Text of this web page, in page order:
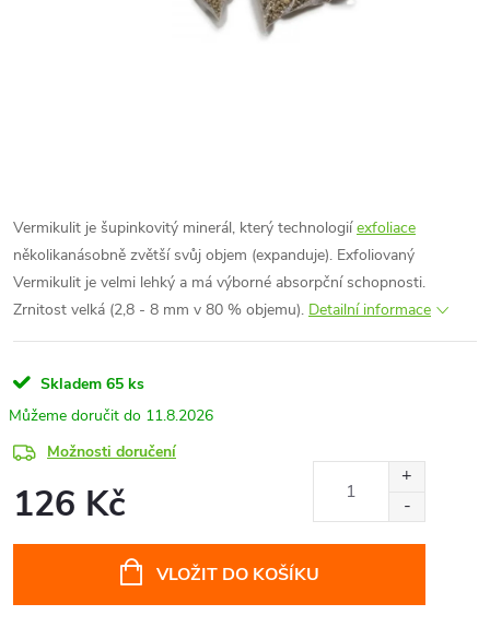
Vermikulit je šupinkovitý minerál, který technologiíexfoliace
několikanásobně zvětší svůj objem (expanduje). Exfoliovaný
Vermikulit je velmi lehký a má výborné absorpční schopnosti.
Zrnitost velká (2,8 - 8 mm v 80 % objemu). Detailní informace
Skladem 65 ks
11.8.2026
Možnosti doručení
126 Kč
VLOŽIT DO KOŠÍKU